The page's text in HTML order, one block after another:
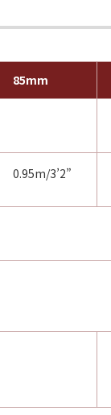
85mm
0.95m/3’2”